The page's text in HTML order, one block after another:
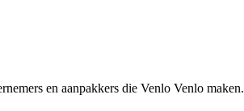
en aanpakkers die Venlo Venlo maken.